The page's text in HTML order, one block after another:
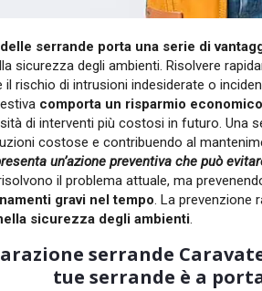
serrande porta una serie di
sicurezza degli ambienti. Risolvere
rischio di intrusioni indesiderate o
comporta un risparmio
di interventi più costosi in futuro. Una
costose e contribuendo al
un’azione preventiva che può
il problema attuale, ma
gravi nel tempo. La prevenzione
sicurezza degli ambienti.
serrande
tue serrande è a